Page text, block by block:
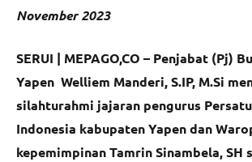
November 2023
SERUI | MEPAGO,CO – Penjabat (Pj)
Yapen Welliem Manderi, S.IP, M.Si
silahturahmi jajaran pengurus
Indonesia kabupaten Yapen dan
kepemimpinan Tamrin Sinambela, SH